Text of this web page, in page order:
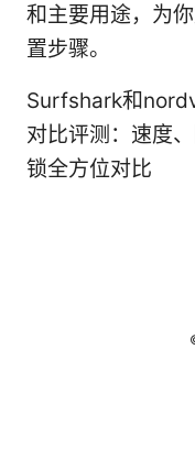
和主要用途，为
置步骤。
Surfshark和
对比评测：速度
锁全方位对比